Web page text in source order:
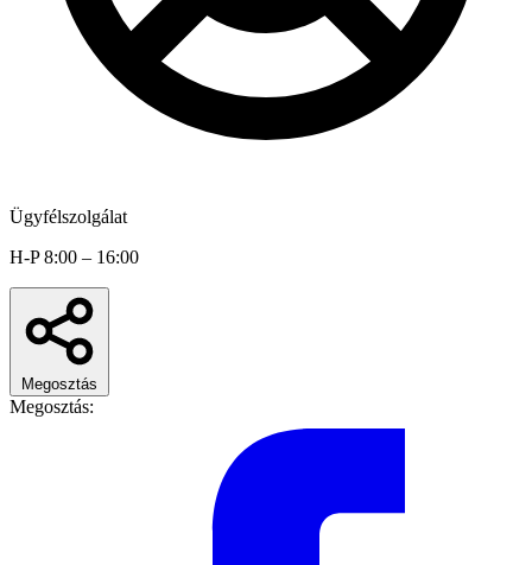
Ügyfélszolgálat
H-P 8:00 – 16:00
Megosztás
Megosztás: